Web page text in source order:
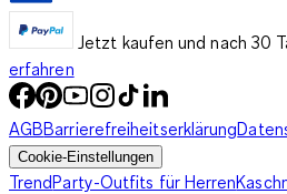
Jetzt kaufen und nach 30
erfahren
AGBBarrierefreiheitserklärung
Cookie-Einstellungen
TrendParty-Outfits für Herren